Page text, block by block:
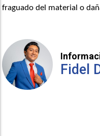
fraguado del material o
Fidel